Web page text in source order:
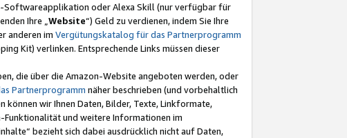
Softwareapplikation oder Alexa Skill (nur verfügbar für
Ihre „ Website“) Geld zu verdienen, indem Sie Ihre
anderen im Vergütungskatalog für das Partnerprogramm
Kit) verlinken. Entsprechende Links müssen dieser
die über die Amazon-Website angeboten werden, oder
Partnerprogramm näher beschrieben (und vorbehaltlich
wir Ihnen Daten, Bilder, Texte, Linkformate,
Funktionalität und weitere Informationen im
bezieht sich dabei ausdrücklich nicht auf Daten,